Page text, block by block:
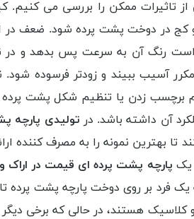
تاثیرات ممکن را بررسی می کنیم.
در دوخت پشت پرده شود. ضعف در
است رنگ آن به سرعت پس بدهد و
آسیب ببیند و زودتر فرسوده
برچسب زدن یا تنظیم شکل پشت
آن داشته باشد. در تولیدی پارچه
بهترین نمونه را به مصرف کننده
یک پارچه پشت پرده ای قیمت در اراک
فرد بر روی دوخت پارچه پشت پرده
کلاسیک هستند، در حالی که برخی